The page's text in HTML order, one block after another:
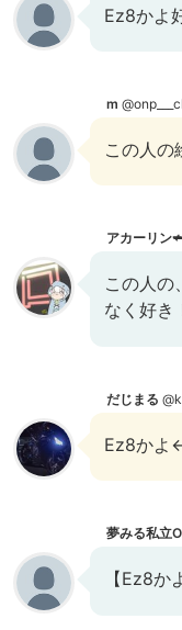
Ez8かよ
m
この人の
アカーリン
この人の
なく好き
だじまる
Ez8かよ
夢みる私立
【Ez8